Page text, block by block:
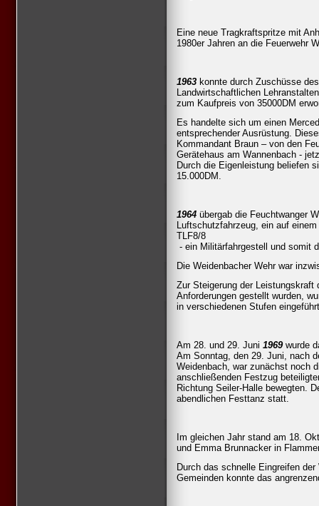
Eine neue Tragkraftspritze mit
1980er Jahren an die Feuerwehr
1963 konnte durch Zuschüsse
Landwirtschaftlichen
zum Kaufpreis von 35000DM
Es handelte sich um einen
entsprechender Ausrüstung.
Kommandant Braun – von den
Gerätehaus am Wannenbach -
Durch die Eigenleistung beliefen
15.000DM.
1964 übergab die Feuchtwanger
Luftschutzfahrzeug, ein auf
TLF8/8
- ein Militärfahrgestell und somit
Die Weidenbacher Wehr war
Zur Steigerung der Leistungskraft
Anforderungen gestellt wurden,
in verschiedenen Stufen
Am 28. und 29. Juni 1969wurde
Am Sonntag, den 29. Juni, nach
Weidenbach, war zunächst noch
anschließenden Festzug
Richtung Seiler-Halle bewegten.
abendlichen Festtanz statt.
Im gleichen Jahr stand am 18.
und Emma Brunnacker in
Durch das schnelle Eingreifen
Gemeinden konnte das